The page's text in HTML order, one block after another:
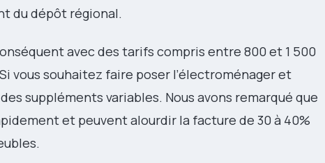
du dépôt régional.
avec des tarifs compris entre 800 et 1 500
vous souhaitez faire poser l’électroménager et
suppléments variables. Nous avons remarqué que
et peuvent alourdir la facture de 30 à 40%